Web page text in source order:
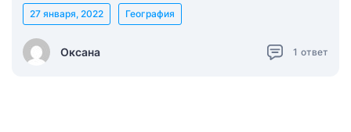
Оксана
27 января, 2022 География
1 ответ